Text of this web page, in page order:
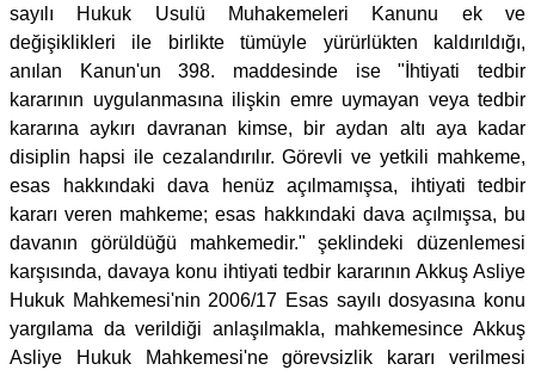
sayılı Hukuk Usulü Muhakemeleri Kanunu ek ve
değişiklikleri ile birlikte tümüyle yürürlükten kaldırıldığı,
anılan Kanun'un 398. maddesinde ise "İhtiyati tedbir
kararının uygulanmasına ilişkin emre uymayan veya tedbir
kararına aykırı davranan kimse, bir aydan altı aya kadar
disiplin hapsi ile cezalandırılır. Görevli ve yetkili mahkeme,
esas hakkındaki dava henüz açılmamışsa, ihtiyati tedbir
kararı veren mahkeme; esas hakkındaki dava açılmışsa, bu
davanın görüldüğü mahkemedir." şeklindeki düzenlemesi
karşısında, davaya konu ihtiyati tedbir kararının Akkuş Asliye
Hukuk Mahkemesi'nin 2006/17 Esas sayılı dosyasına konu
yargılama da verildiği anlaşılmakla, mahkemesince Akkuş
Asliye Hukuk Mahkemesi'ne görevsizlik kararı verilmesi